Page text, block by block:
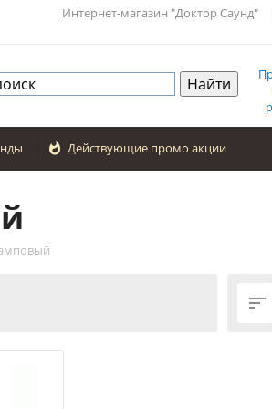
Интернет-магазин "Доктор Саунд"
 Действующие промо акции
